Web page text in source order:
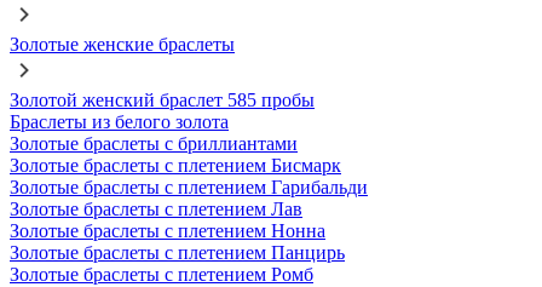
Золотые женские браслеты
Золотой женский браслет 585 пробы
Браслеты из белого золота
Золотые браслеты с бриллиантами
Золотые браслеты с плетением Бисмарк
Золотые браслеты с плетением Гарибальди
Золотые браслеты с плетением Лав
Золотые браслеты с плетением Нонна
Золотые браслеты с плетением Панцирь
Золотые браслеты с плетением Ромб